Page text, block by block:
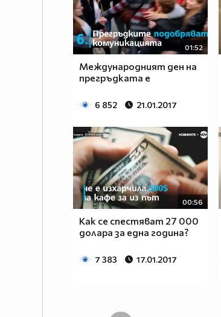
01:52
Международният ден на
прегръдката е
6 852 21.01.2017
00:56
Как се спестяват 27 000
долара за една година?
7 383 17.01.2017